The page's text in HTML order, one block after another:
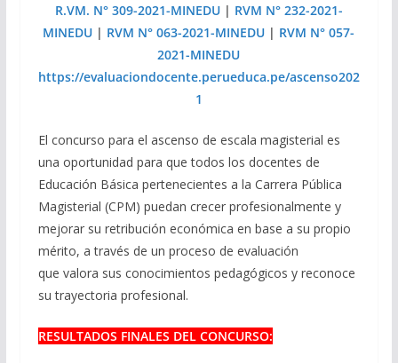
R.VM. N° 309-2021-MINEDU| RVM N° 232-2021-
MINEDU | RVM N° 063-2021-MINEDU | RVM N° 057-
2021-MINEDU
https://evaluaciondocente.perueduca.pe/ascenso202
1
El concurso para el ascenso de escala magisterial es
una oportunidad para que todos los docentes de
Educación Básica pertenecientes a la Carrera Pública
Magisterial (CPM) puedan crecer profesionalmente y
mejorar su retribución económica en base a su propio
mérito, a través de un proceso de evaluación
que valora sus conocimientos pedagógicos y reconoce
su trayectoria profesional.
RESULTADOS FINALES DEL CONCURSO: